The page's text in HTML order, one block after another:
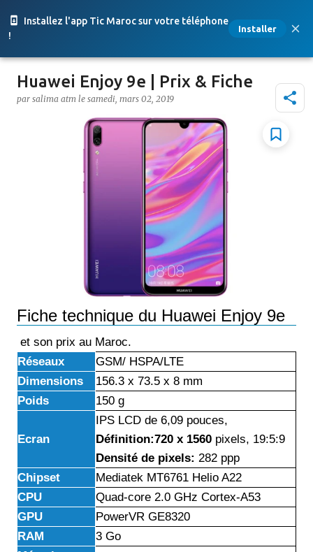
Installez l'app Tic Maroc sur votre téléphone
!
Installer
Accéder au contenu principal
Huawei Enjoy 9e | Prix & Fiche
par salima atm le samedi, mars 02, 2019
Fiche technique du Huawei Enjoy 9e
et son prix au Maroc.
Réseaux
GSM/ HSPA/LTE
Dimensions
156.3 x 73.5 x 8 mm
Poids
150 g
Ecran
IPS LCD de 6,09 pouces,
Définition:720 x 1560 pixels, 19:5:9
Densité de pixels: 282 ppp
Chipset
Mediatek MT6761 Helio A22
CPU
Quad-core 2.0 GHz Cortex-A53
GPU
PowerVR GE8320
RAM
3 Go